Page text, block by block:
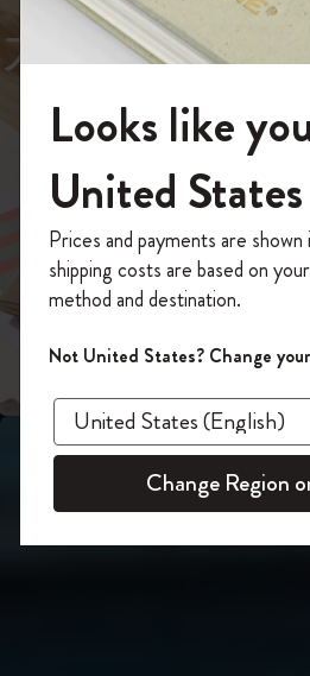
Sunglasses
ム サング
あなたにぴったり
スライド表示3
スライド表示4
モレスキンの世界
「WELCOME10」を入
文が10%オフ＋送料無料
ール・アウトレット
Moleskineアカウントを
ァーや会員特典、さら
レーションを手に入
今すぐ会員
Looks like
United States
Prices and payments are
shipping costs are based on
method and destination.
Not United States? Change
Change Region